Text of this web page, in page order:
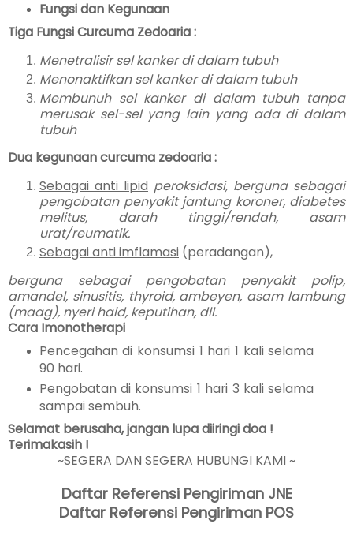
Fungsi dan Kegunaan
Tiga Fungsi Curcuma Zedoaria :
Menetralisir sel kanker di dalam tubuh
Menonaktifkan sel kanker di dalam tubuh
Membunuh sel kanker di dalam tubuh tanpa
merusak sel-sel yang lain yang ada di dalam
tubuh
Dua kegunaan curcuma zedoaria :
Sebagai anti lipid peroksidasi, berguna sebagai
pengobatan penyakit jantung koroner, diabetes
melitus, darah tinggi/rendah, asam
urat/reumatik.
Sebagai anti imflamasi (peradangan),
berguna sebagai pengobatan penyakit polip,
amandel, sinusitis, thyroid, ambeyen, asam lambung
(maag), nyeri haid, keputihan, dll.
Cara Imonotherapi
Pencegahan di konsumsi 1 hari 1 kali selama
90 hari.
Pengobatan di konsumsi 1 hari 3 kali selama
sampai sembuh.
Selamat berusaha, jangan lupa diiringi doa !
Terimakasih !
~SEGERA DAN SEGERA HUBUNGI KAMI ~
Daftar Referensi Pengiriman JNE
Daftar Referensi Pengiriman POS